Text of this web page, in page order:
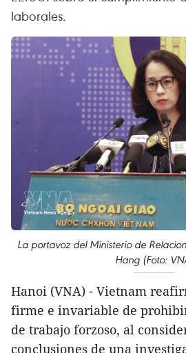
laborales.
La portavoz del Ministerio de
Hang (Foto:
Hanoi (VNA) - Vietnam
firme e invariable de
de trabajo forzoso, al
conclusiones de una